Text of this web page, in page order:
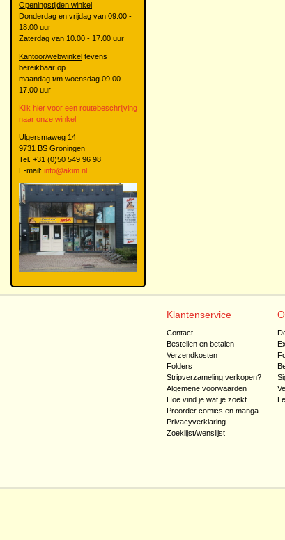
Openingstijden winkel
Donderdag en vrijdag van 09.00 -
18.00 uur
Zaterdag van 10.00 - 17.00 uur
Kantoor/webwinkel tevens
bereikbaar op
maandag t/m woensdag 09.00 -
17.00 uur
Klik hier voor een routebeschrijving
naar onze winkel
Ulgersmaweg 14
9731 BS Groningen
Tel. +31 (0)50 549 96 98
E-mail: info@akim.nl
Klantenservice
Contact
Bestellen en betalen
Verzendkosten
Folders
Stripverzameling verkopen?
Algemene voorwaarden
Hoe vind je wat je zoekt
Preorder comics en manga
Privacyverklaring
Zoeklijst/wenslijst